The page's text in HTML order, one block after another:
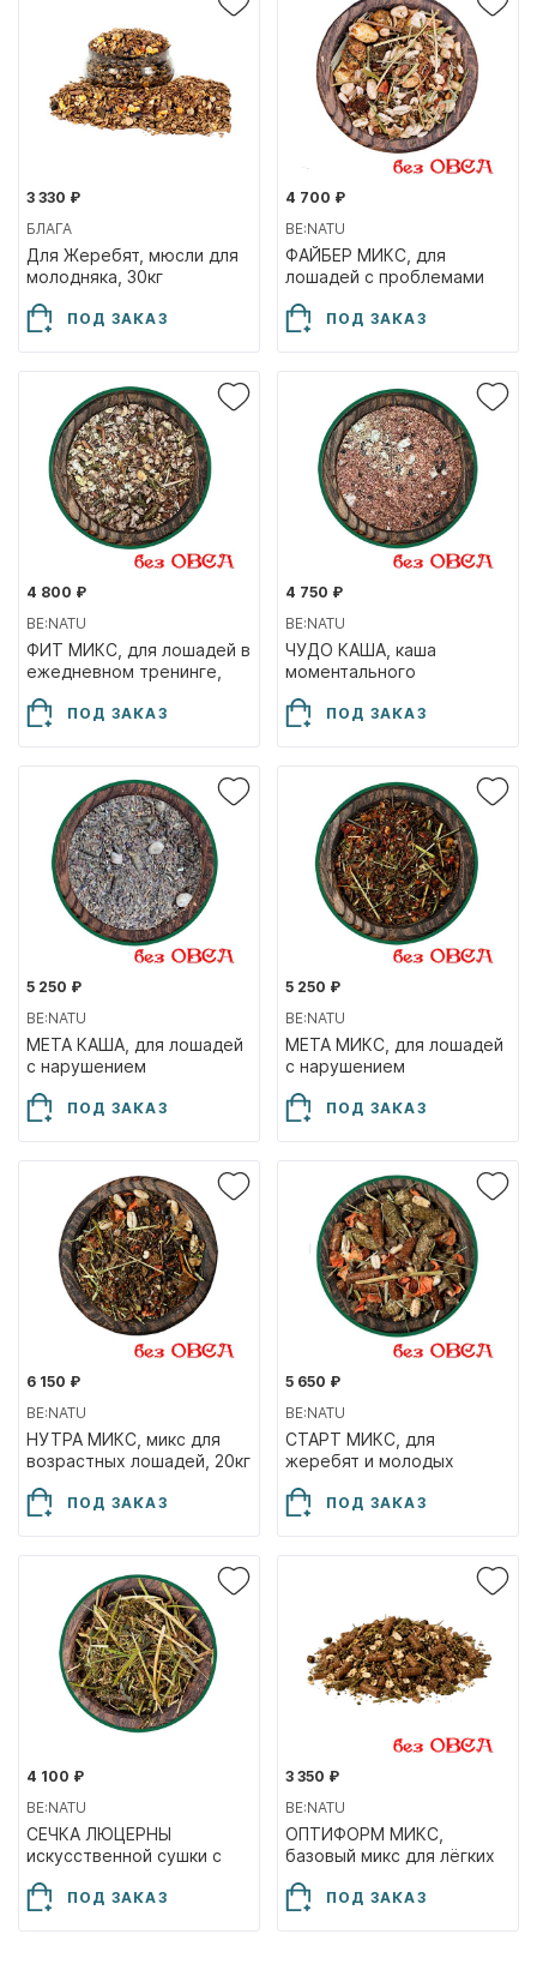
3 330 ₽
БЛАГА
Для Жеребят, мюсли для
молодняка, 30кг
ПОД ЗАКАЗ
4 700 ₽
BE:NATU
ФАЙБЕР МИКС, для
лошадей с проблемами
ПОД ЗАКАЗ
4 800 ₽
BE:NATU
ФИТ МИКС, для лошадей в
ежедневном тренинге,
ПОД ЗАКАЗ
4 750 ₽
BE:NATU
ЧУДО КАША, каша
моментального
ПОД ЗАКАЗ
5 250 ₽
BE:NATU
МЕТА КАША, для лошадей
с нарушением
20кг
ПОД ЗАКАЗ
5 250 ₽
BE:NATU
МЕТА МИКС, для лошадей
с нарушением
20кг
ПОД ЗАКАЗ
6 150 ₽
BE:NATU
НУТРА МИКС, микс для
возрастных лошадей, 20кг
ПОД ЗАКАЗ
5 650 ₽
BE:NATU
СТАРТ МИКС, для
жеребят и молодых
ПОД ЗАКАЗ
4 100 ₽
BE:NATU
СЕЧКА ЛЮЦЕРНЫ
искусственной сушки с
ПОД ЗАКАЗ
3 350 ₽
BE:NATU
ОПТИФОРМ МИКС,
базовый микс для лёгких
ПОД ЗАКАЗ